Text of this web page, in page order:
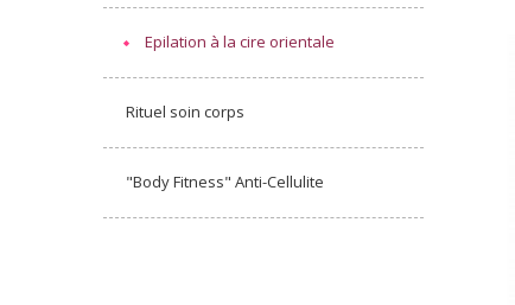
Epilation à la cire orientale
Rituel soin corps
"Body Fitness" Anti-Cellulite